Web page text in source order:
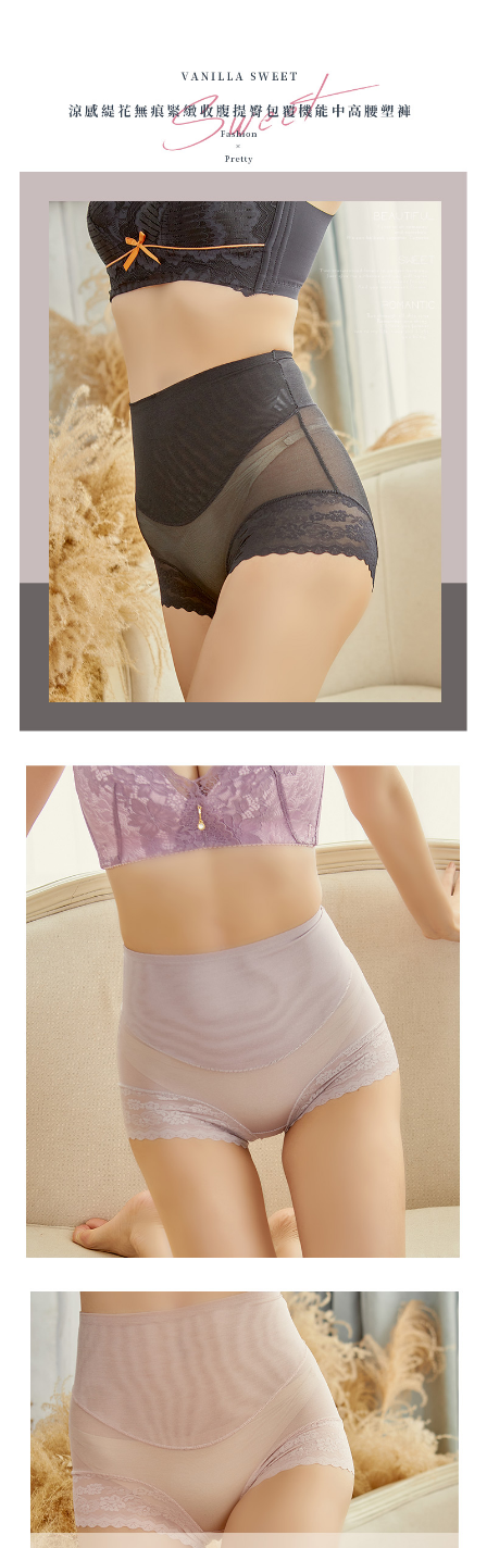
【「AFTEE先享後付」結帳流程】
１．於結帳方式選擇「AFTEE先享後付」後，將跳轉至「AFTEE先享後付」
結帳頁面，進行簡訊認證並確認金額後，即可完成結帳。
２．訂單成立數日內，您將收到繳費通知簡訊。
３．收到繳費通知簡訊後14天內，點擊此簡訊中的連結，可透過四大超商／
ATM／網路銀行／等多元方式進行付款，方視為交易完成。
購買商品的店家。未經商家同意取消之訂單仍視為有效，需透過AFTEE先享
後付繳納相關費用。
※ 交易是否成功請以「AFTEE先享後付 」之結帳頁面顯示為準，若有關於
是否繳費成功／繳費後需取消欲退款等相關疑問，請聯繫「AFTEE先享後付
客戶支援中心」https://netprotections.freshdesk.com/support/home
【注意事項】
１．透過由恩沛科技股份有限公司提供之「AFTEE先享後付」服務完成之交
易，需依本服務之必要範圍內提供個人資料，並將交易相關給付款項請求債
權轉讓予恩沛科技股份有限公司。
２．關於個人資料處理事宜，請瀏覽以下網址：
https://aftee.tw/terms/#terms3
３．未成年的使用者請事先徵得法定代理人或監護人之同意方可使用
「AFTEE先享後付」，若未經同意申辦者引起之損失，本公司不負相關責
任。
４．使用「AFTEE先享後付」時，將依據個別帳號之用戶狀況，依本公司即
時審查核予不同之上限額度；若仍有額度不足之情形，本公司將視審查結果
請求用戶進行身份認證。
５．嚴禁一人註冊多個帳號或使用他人資訊註冊。若發現惡意使用之情形，
恩沛科技股份有限公司將有權停止該用戶之使用額度並採取法律行動。
每筆NT$70，滿NT$499(含以上)免運費
付款後全家取貨
每筆NT$70，滿NT$499(含以上)免運費
每筆NT$70，滿NT$499(含以上)免運費
付款後7-11取貨
每筆NT$70，滿NT$499(含以上)免運費
每筆NT$80，滿NT$899(含以上)免運費
國外宅配(海運)